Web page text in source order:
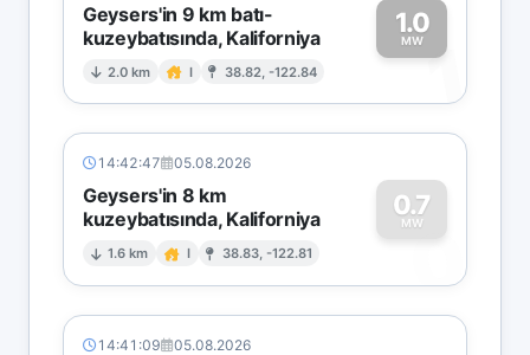
Geysers'in 9 km batı-
kuzeybatısında, Kaliforniya
2.0 km I 38.82, -122.84
1.0
MW1
14:42:47 05.08.2026
Geysers'in 8 km
kuzeybatısında, Kaliforniya
1.6 km I 38.83, -122.81
0.7
MW
0
14:41:09 05.08.2026